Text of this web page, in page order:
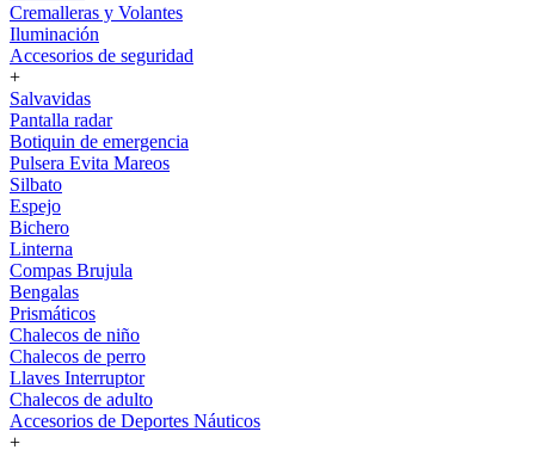
Cremalleras y Volantes
Iluminación
Accesorios de seguridad
+
Salvavidas
Pantalla radar
Botiquin de emergencia
Pulsera Evita Mareos
Silbato
Espejo
Bichero
Linterna
Compas Brujula
Bengalas
Prismáticos
Chalecos de niño
Chalecos de perro
Llaves Interruptor
Chalecos de adulto
Accesorios de Deportes Náuticos
+